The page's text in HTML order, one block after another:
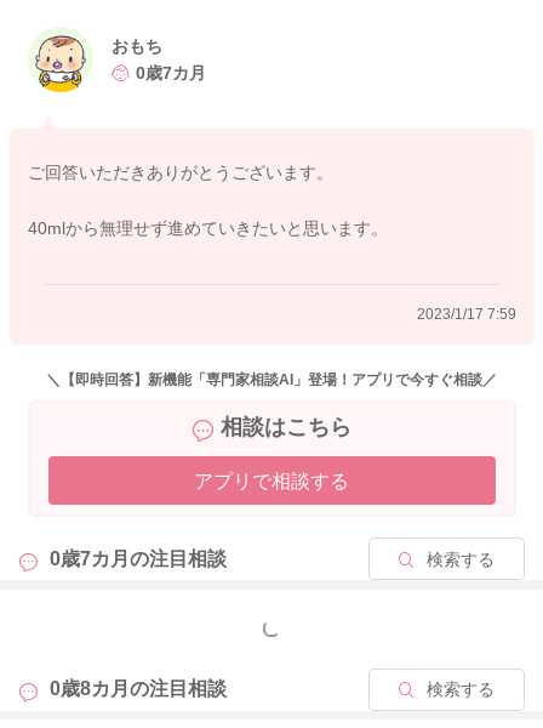
久しぶりのミルクなのでやはりアレルギーがご心配でしたら小
児科医にご相談いただくとよいと思います。予防接種などのタ
緒に過ごせる期間、おもちさんにとっても息子さんにとって
ご相談くださりありがとうございました。
おもち
0歳7カ月
ご回答いただきありがとうございます。
40mlから無理せず進めていきたいと思います。
2023/1/17 7:59
＼【即時回答】新機能「専門家相談AI」登場！アプリで今すぐ相談／
相談はこちら
アプリで相談する
0歳7カ月の注目相談 検索する
もっと見る
0歳8カ月の注目相談 検索する